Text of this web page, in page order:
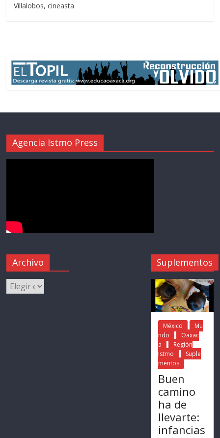
Villalobos, cineasta
Agencia Istmo Press
Archivo Suplementos
México
Mu
ndo
Oaxac
a
Región
Istmo
Suple
mentos
Buen
camino
ha de
llevarte:
infancias